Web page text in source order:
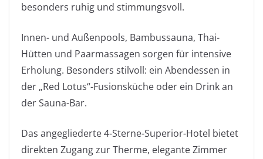
besonders ruhig und stimmungsvoll.
Innen- und Außenpools, Bambussauna, Thai-
Hütten und Paarmassagen sorgen für intensive
Erholung. Besonders stilvoll: ein Abendessen in
der „Red Lotus“-Fusionsküche oder ein Drink an
der Sauna-Bar.
Das angegliederte 4-Sterne-Superior-Hotel bietet
direkten Zugang zur Therme, elegante Zimmer